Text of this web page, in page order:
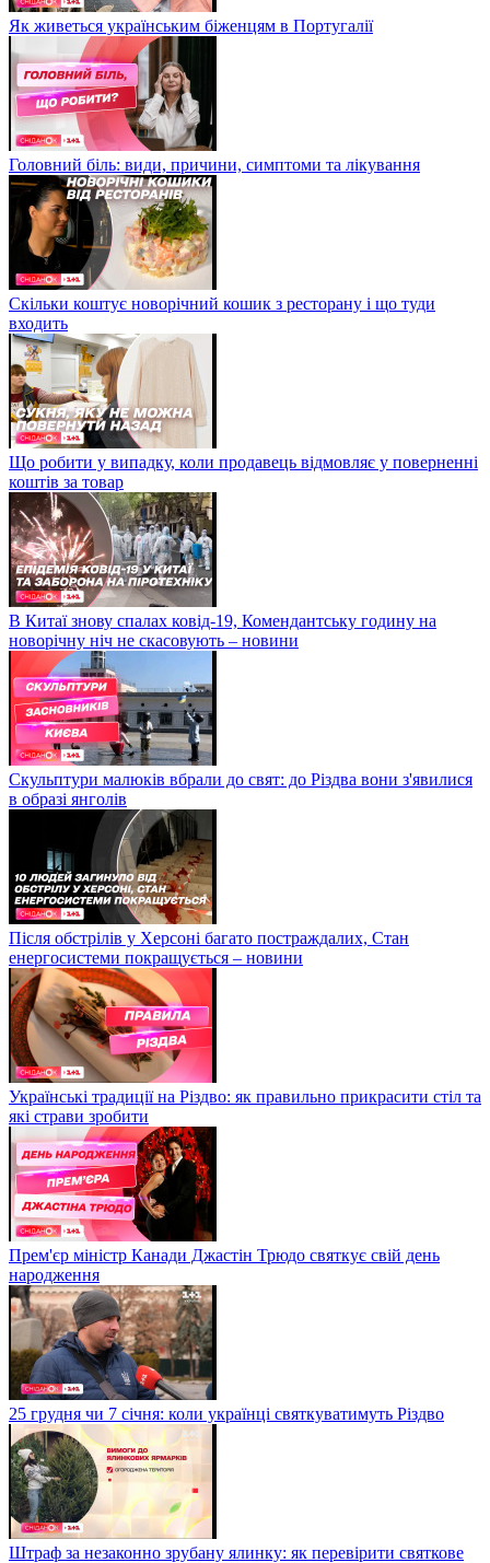
Як живеться українським біженцям в Португалії
Головний біль: види, причини, симптоми та лікування
Скільки коштує новорічний кошик з ресторану і що туди
входить
Що робити у випадку, коли продавець відмовляє у поверненні
коштів за товар
В Китаї знову спалах ковід-19, Комендантську годину на
новорічну ніч не скасовують – новини
Скульптури малюків вбрали до свят: до Різдва вони з'явилися
в образі янголів
Після обстрілів у Херсоні багато постраждалих, Стан
енергосистеми покращується – новини
Українські традиції на Різдво: як правильно прикрасити стіл та
які страви зробити
Прем'єр міністр Канади Джастін Трюдо святкує свій день
народження
25 грудня чи 7 січня: коли українці святкуватимуть Різдво
Штраф за незаконно зрубану ялинку: як перевірити святкове